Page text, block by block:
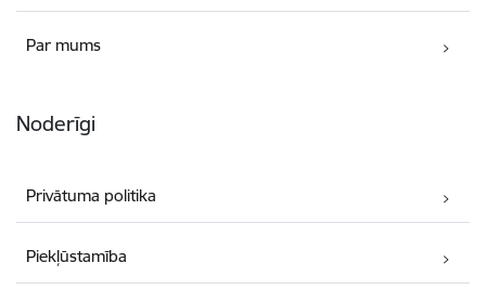
Par mums
Noderīgi
Privātuma politika
Piekļūstamība